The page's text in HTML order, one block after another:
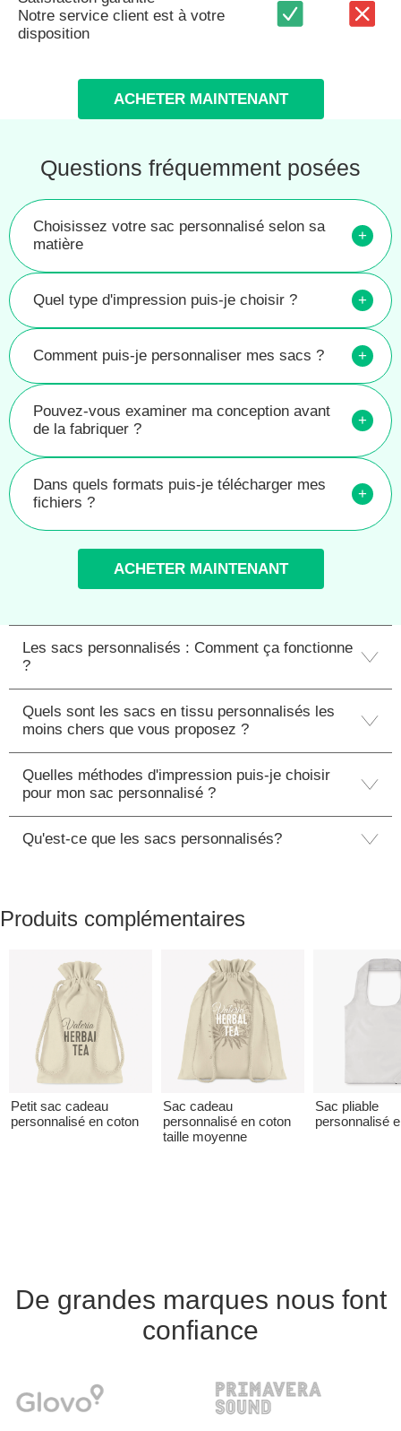
Notre service client est à votre
disposition
ACHETER MAINTENANT
Questions fréquemment posées
Choisissez votre sac personnalisé selon sa
matière
+
Quel type d'impression puis-je choisir ? +
Comment puis-je personnaliser mes sacs ? +
Pouvez-vous examiner ma conception avant
de la fabriquer ?
+
Dans quels formats puis-je télécharger mes
fichiers ?
+
ACHETER MAINTENANT
Les sacs personnalisés : Comment ça fonctionne
?
Quels sont les sacs en tissu personnalisés les
moins chers que vous proposez ?
Quelles méthodes d'impression puis-je choisir
pour mon sac personnalisé ?
Qu'est-ce que les sacs personnalisés?
Produits complémentaires
Petit sac cadeau
personnalisé en coton
Sac cadeau
personnalisé en coton
taille moyenne
Sac pliable
personnalisé
De grandes marques nous font
confiance